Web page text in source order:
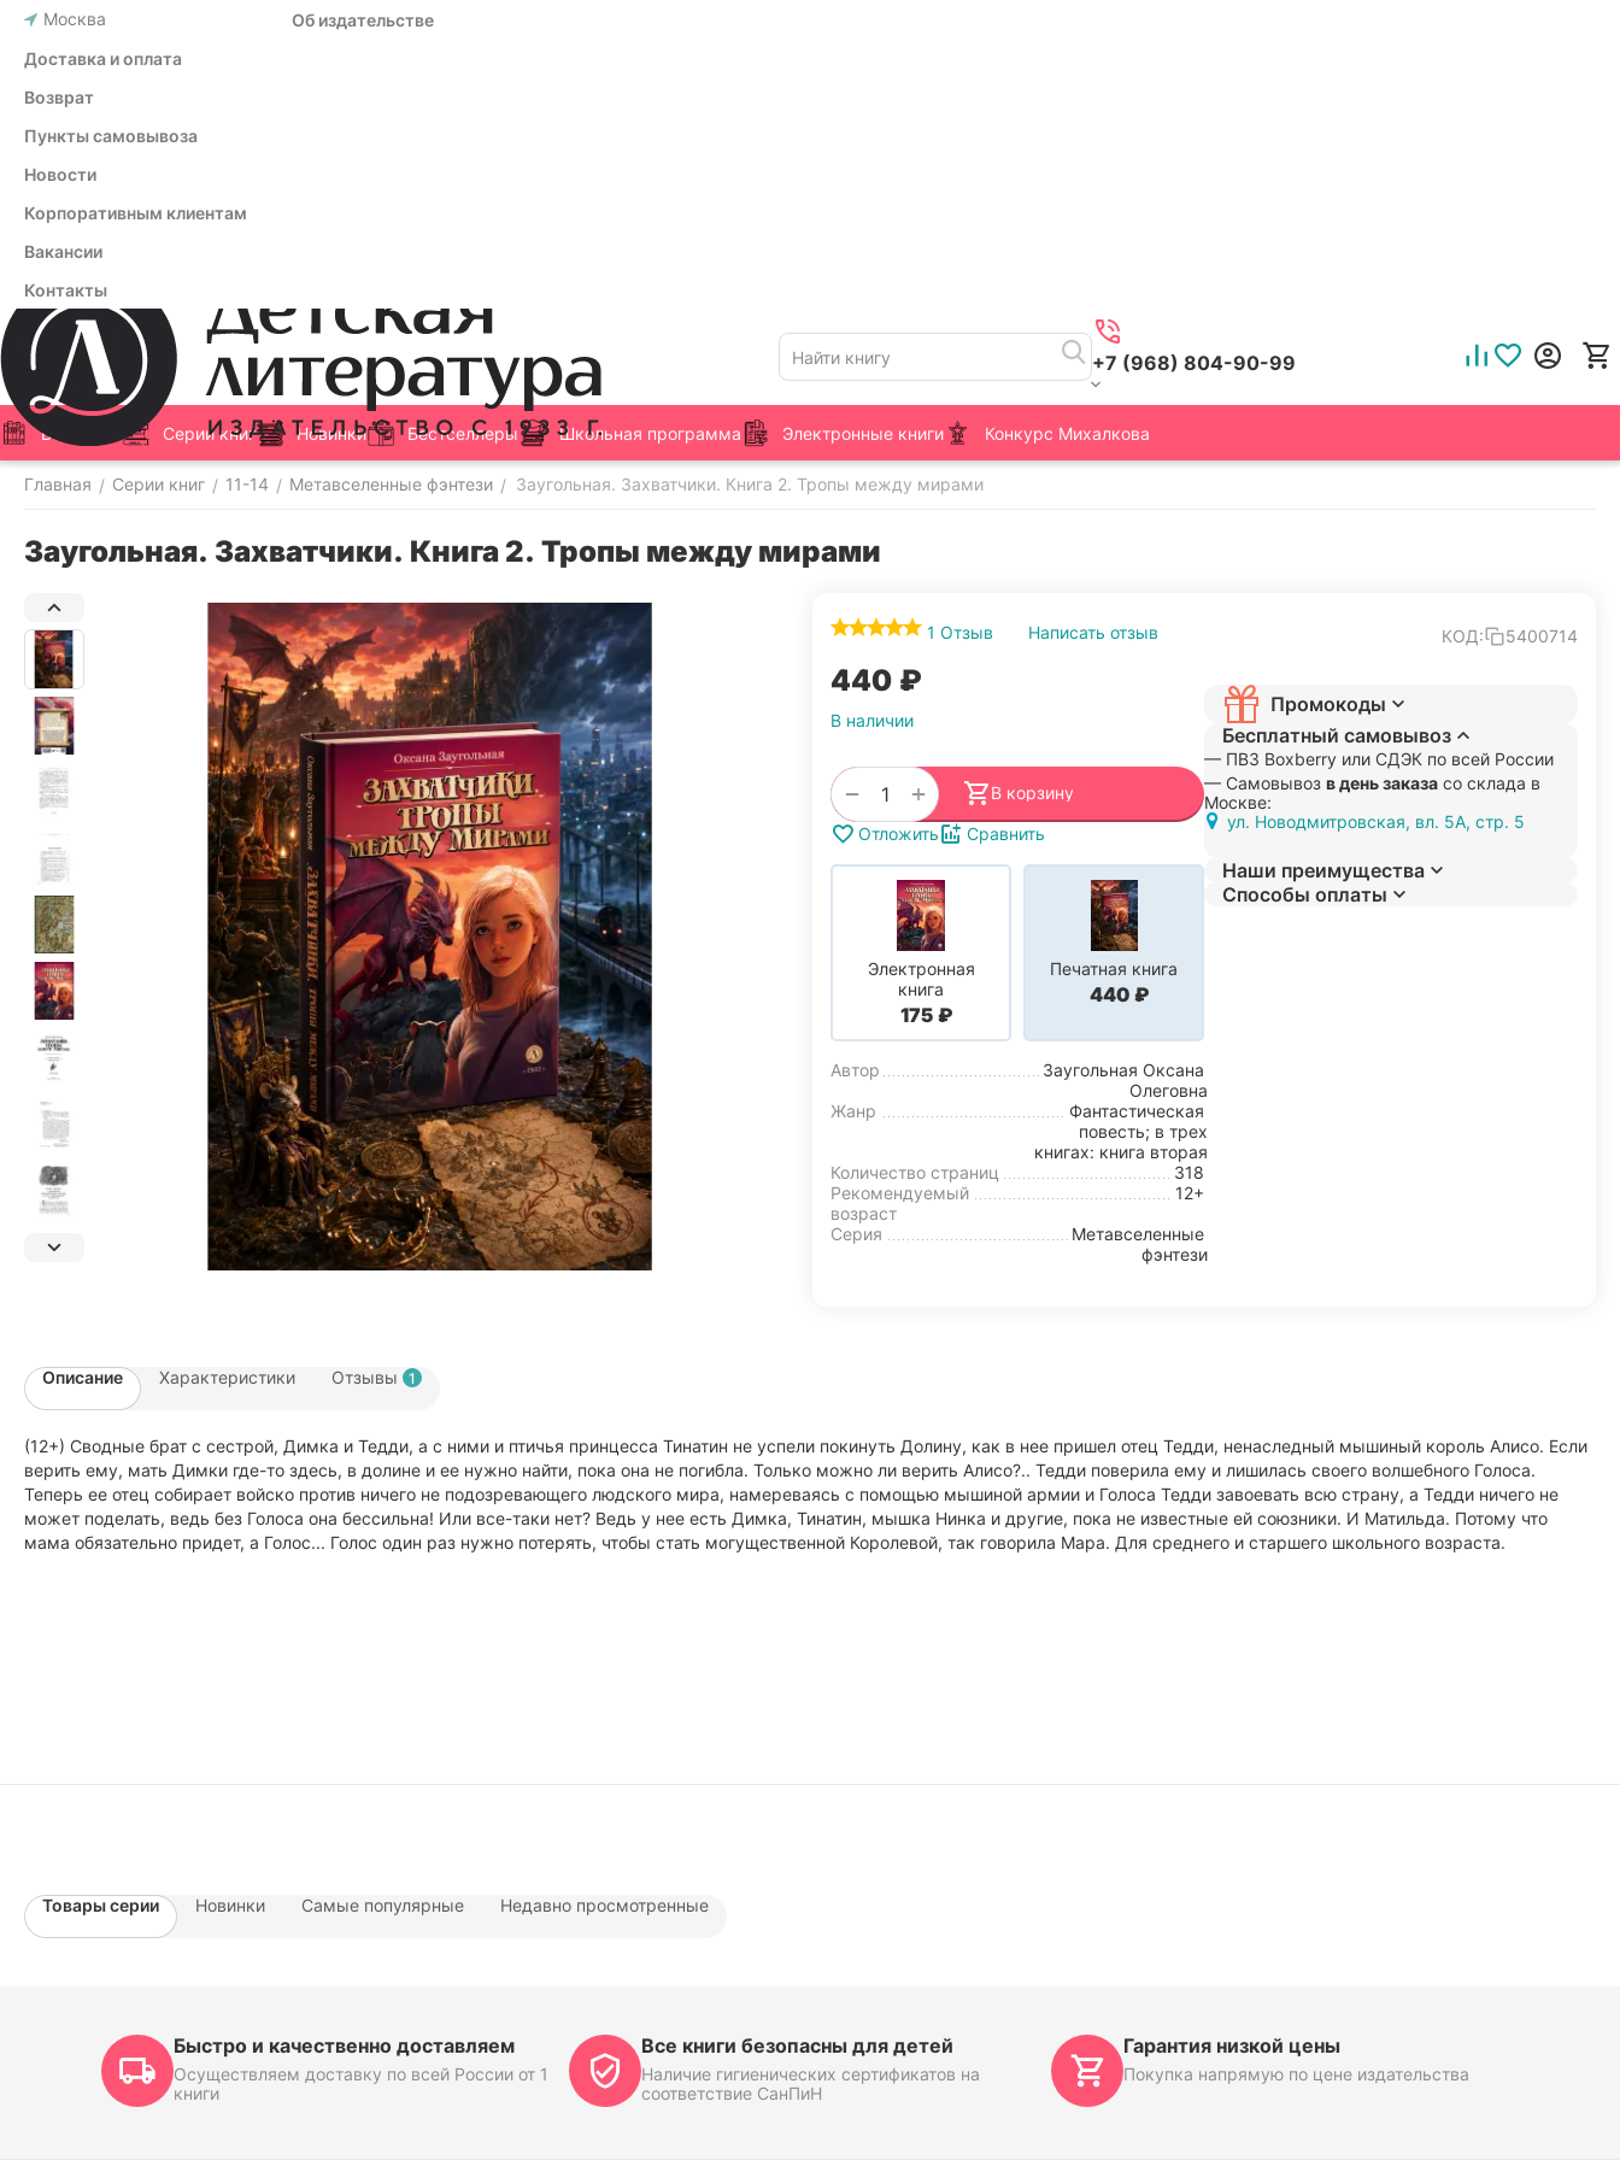
Москва
Об издательстве
Доставка и оплата
Возврат
Пункты самовывоза
Новости
Корпоративным клиентам
Вакансии
Контакты
+7 (968) 804-90-99
Все книги Серии книг Новинки Бестселлеры Школьная программа Электронные книги Конкурс Михалкова
Главная / Серии книг / 11-14 / Метавселенные фэнтези / Заугольная. Захватчики. Книга 2. Тропы между мирами
Заугольная. Захватчики. Книга 2. Тропы между мирами
1 Отзыв Написать отзыв КОД: 5400714
‍440‍ ₽
В наличии
+
−
В корзину
Отложить
Сравнить
Электронная
книга
‍175‍ ₽
Печатная книга
‍440‍ ₽
Автор
Заугольная Оксана
Олеговна
Жанр
Фантастическая
повесть; в трех
книгах: книга вторая
Количество страниц
318
Рекомендуемый
возраст
12+
Серия
Метавселенные
фэнтези
Промокоды
Бесплатный самовывоз
— ПВЗ Boxberry или СДЭК по всей России
— Самовывоз в день заказа со склада в
Москве:
ул. Новодмитровская, вл. 5А, стр. 5
Наши преимущества
Способы оплаты
Описание Характеристики Отзывы 1
(12+) Сводные брат с сестрой, Димка и Тедди, а с ними и птичья принцесса Тинатин не успели покинуть Долину, как в нее пришел отец Тедди, ненаследный мышиный король Алисо. Если
верить ему, мать Димки где-то здесь, в долине и ее нужно найти, пока она не погибла. Только можно ли верить Алисо?.. Тедди поверила ему и лишилась своего волшебного Голоса.
Теперь ее отец собирает войско против ничего не подозревающего людского мира, намереваясь с помощью мышиной армии и Голоса Тедди завоевать всю страну, а Тедди ничего не
может поделать, ведь без Голоса она бессильна! Или все-таки нет? Ведь у нее есть Димка, Тинатин, мышка Нинка и другие, пока не известные ей союзники. И Матильда. Потому что
мама обязательно придет, а Голос... Голос один раз нужно потерять, чтобы стать могущественной Королевой, так говорила Мара. Для среднего и старшего школьного возраста.
Товары серии Новинки Самые популярные Недавно просмотренные
Быстро и качественно доставляем
Осуществляем доставку по всей России от 1
книги
Все книги безопасны для детей
Наличие гигиенических сертификатов на
соответствие СанПиН
Гарантия низкой цены
Покупка напрямую по цене издательства